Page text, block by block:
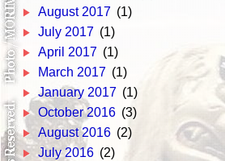
August 2017 (1)
July 2017 (1)
April 2017 (1)
March 2017 (1)
January 2017 (1)
October 2016 (3)
August 2016 (2)
July 2016 (2)